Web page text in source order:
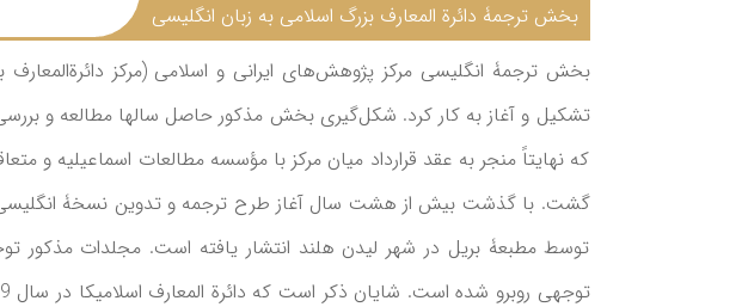
بخش ترجمۀ دائرة المعارف بزرگ اسلامی به زبان انگلیسی
تشکیل و آغاز به کار کرد. شکل‌گیری بخش مذکور حاصل سالها مطالعه و
که نهایتاً منجر به عقد قرارداد میان مرکز با مؤسسه مطالعات اسماعیلیه و
توسط مطبعۀ بریل در شهر لیدن هلند انتشار یافته است. مجلدات مذکور